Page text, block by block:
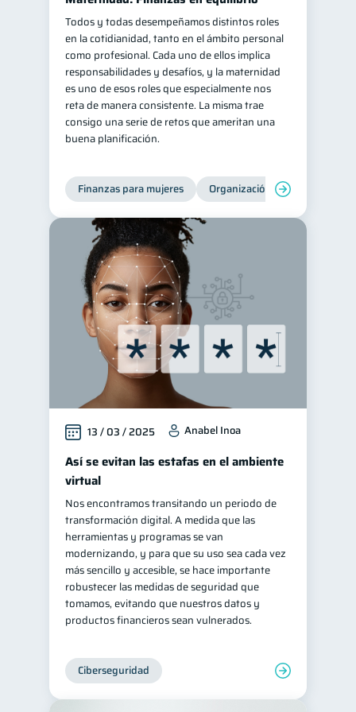
Salud mental 1 ahorro 1
Retiro 1 Doble sueldo
Gasto responsable 1
información financiera 1
Todos y todas desempeñamos distintos roles
en la cotidianidad, tanto en el ámbito personal
como profesional. Cada uno de ellos implica
responsabilidades y desafíos, y la maternidad
es uno de esos roles que especialmente nos
reta de manera consistente. La misma trae
consigo una serie de retos que ameritan una
buena planificación.
Finanzas para mujeres Organización Financiera
13 / 03 / 2025 Anabel Inoa
Así se evitan las estafas en el ambiente
virtual
Nos encontramos transitando un periodo de
transformación digital. A medida que las
herramientas y programas se van
modernizando, y para que su uso sea cada vez
más sencillo y accesible, se hace importante
robustecer las medidas de seguridad que
tomamos, evitando que nuestros datos y
productos financieros sean vulnerados.
Ciberseguridad